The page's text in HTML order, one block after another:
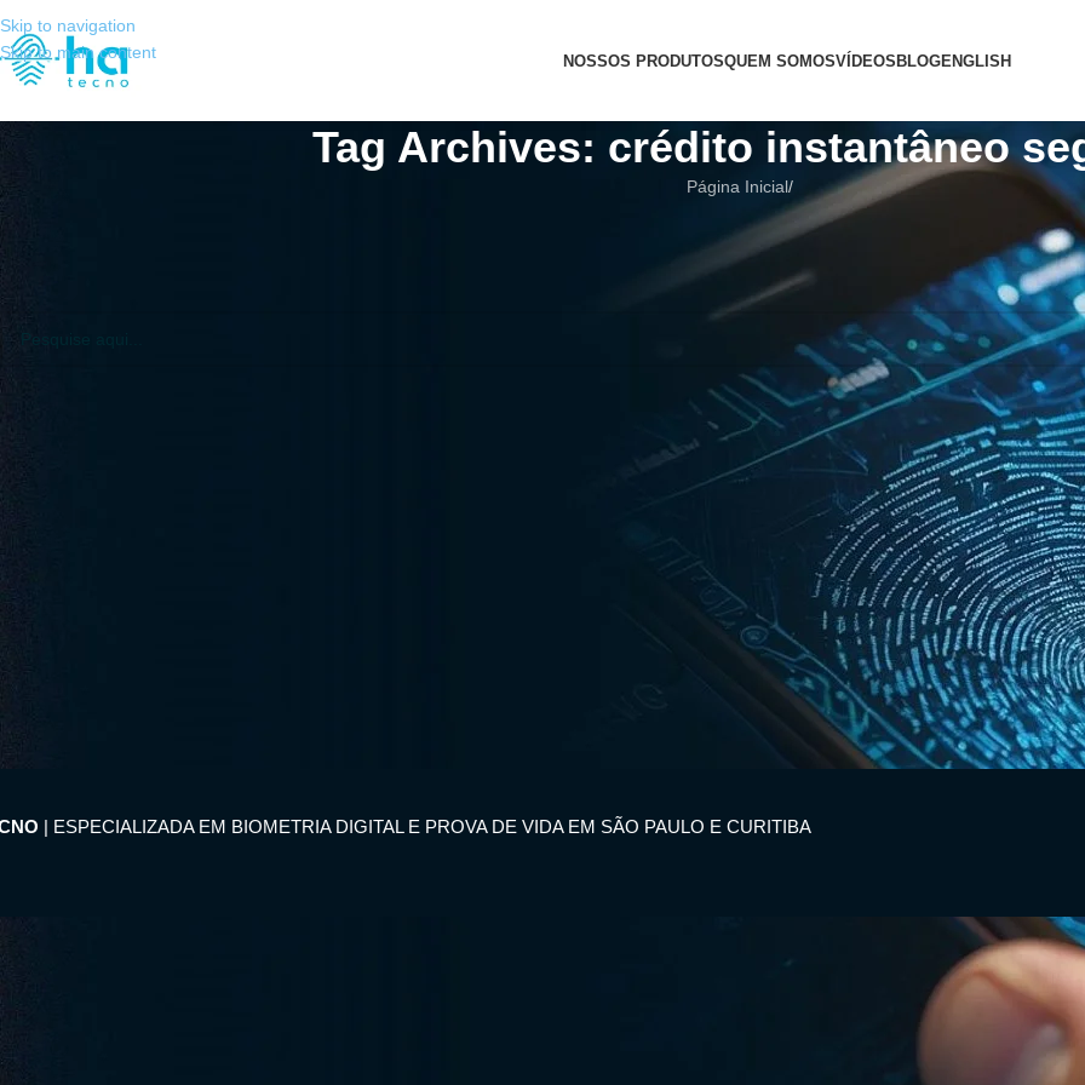
Skip to navigation
Skip to main content
NOSSOS PRODUTOSQUEM SOMOSVÍDEOSBLOGENGLISH
Tag Archives: crédito instantâneo
Página Inicial/
Não Encontrado
Desculpas, mas nenhum resultado foi encontrado. Talvez a pesquisa vai ajudar a encontrar um post relacionado.
| ESPECIALIZADA EM BIOMETRIA DIGITAL E PROVA DE VIDA EM SÃO PAULO E CURITIBA